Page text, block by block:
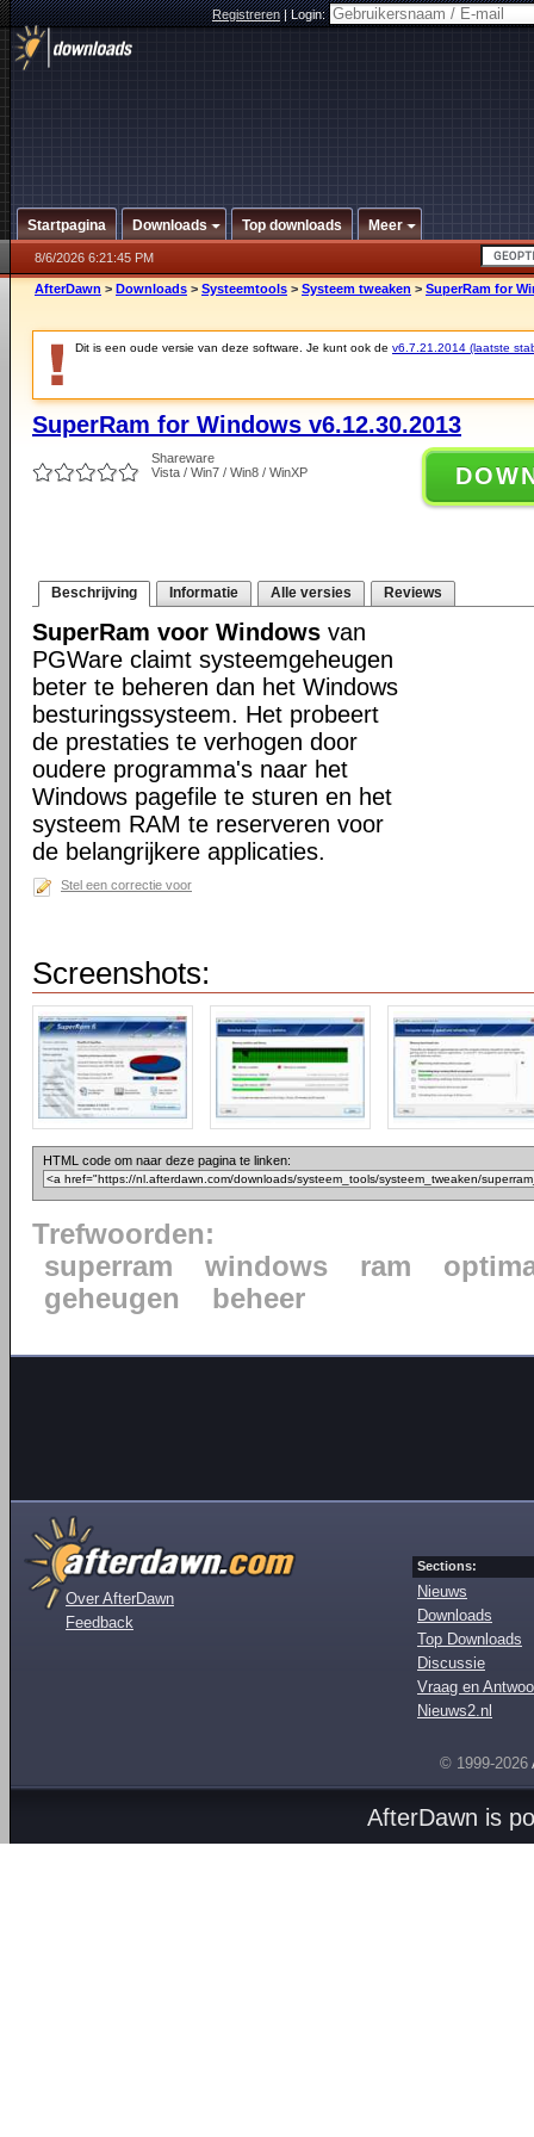
Registreren|Login:
Startpagina Downloads Top downloads Meer
8/6/2026 6:21:45 PM
AfterDawn > Downloads > Systeemtools > Systeem tweaken > SuperRam for
Dit is een oude versie van deze software. Je kunt ook de v6.7.21.2014 (laatste
SuperRam for Windows v6.12.30.2013
Shareware
Vista / Win7 / Win8 / WinXP
Beschrijving Informatie Alle versies Reviews
SuperRam voor Windows van
PGWare claimt systeemgeheugen
beter te beheren dan het Windows
besturingssysteem. Het probeert
de prestaties te verhogen door
oudere programma's naar het
Windows pagefile te sturen en het
systeem RAM te reserveren voor
de belangrijkere applicaties.
Stel een correctie voor
Screenshots:
HTML code om naar deze pagina te linken:
Trefwoorden:
superram
windows ram
geheugen
beheer
Over AfterDawn
Feedback
Sections:
Nieuws
Downloads
Top Downloads
Discussie
Vraag en
Nieuws2.nl
© 1999-2026
AfterDawn is